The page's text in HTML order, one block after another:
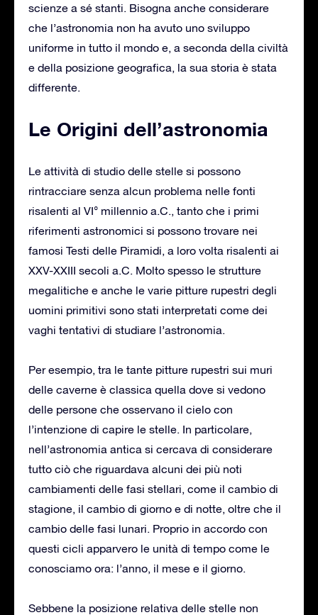
scienze a sé stanti. Bisogna anche considerare
che l’astronomia non ha avuto uno sviluppo
uniforme in tutto il mondo e, a seconda della civiltà
e della posizione geografica, la sua storia è stata
differente.
Le Origini dell’astronomia
Le attività di studio delle stelle si possono
rintracciare senza alcun problema nelle fonti
risalenti al VI° millennio a.C., tanto che i primi
riferimenti astronomici si possono trovare nei
famosi Testi delle Piramidi, a loro volta risalenti ai
XXV-XXIII secoli a.C. Molto spesso le strutture
megalitiche e anche le varie pitture rupestri degli
uomini primitivi sono stati interpretati come dei
vaghi tentativi di studiare l’astronomia.
Per esempio, tra le tante pitture rupestri sui muri
delle caverne è classica quella dove si vedono
delle persone che osservano il cielo con
l’intenzione di capire le stelle. In particolare,
nell’astronomia antica si cercava di considerare
tutto ciò che riguardava alcuni dei più noti
cambiamenti delle fasi stellari, come il cambio di
stagione, il cambio di giorno e di notte, oltre che il
cambio delle fasi lunari. Proprio in accordo con
questi cicli apparvero le unità di tempo come le
conosciamo ora: l’anno, il mese e il giorno.
Sebbene la posizione relativa delle stelle non